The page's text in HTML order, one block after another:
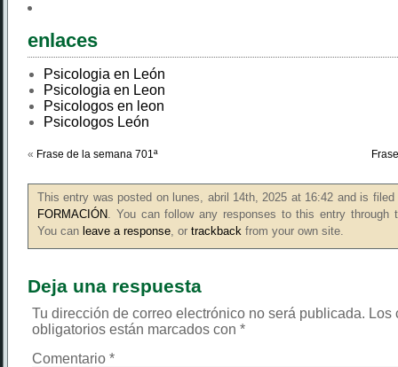
enlaces
Psicologia en León
Psicologia en Leon
Psicologos en leon
Psicologos León
« Frase de la semana 701ª
This entry was posted on lunes, abril 14th, 2025 at 16:42 and is
FORMACIÓN. You can follow any responses to this entry through
You can leave a response, or trackback from your own site.
Deja una respuesta
Tu dirección de correo electrónico no será publicada. Los
obligatorios están marcados con *
Comentario *